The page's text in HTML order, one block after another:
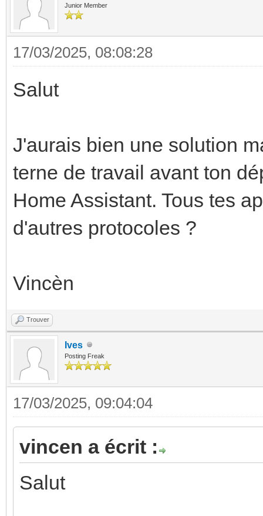
Junior Member
17/03/2025, 08:08:28
Salut
J'aurais bien une solution
terne de travail avant ton
Home Assistant. Tous tes
d'autres protocoles ?
Vincèn
Trouver
Ives
Posting Freak
17/03/2025, 09:04:04
vincen a écrit :
Salut